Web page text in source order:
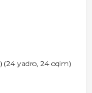
(24 yadro, 24 oqim)